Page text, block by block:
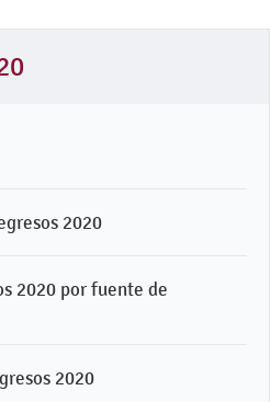
2020
2020 por fuente de
2020